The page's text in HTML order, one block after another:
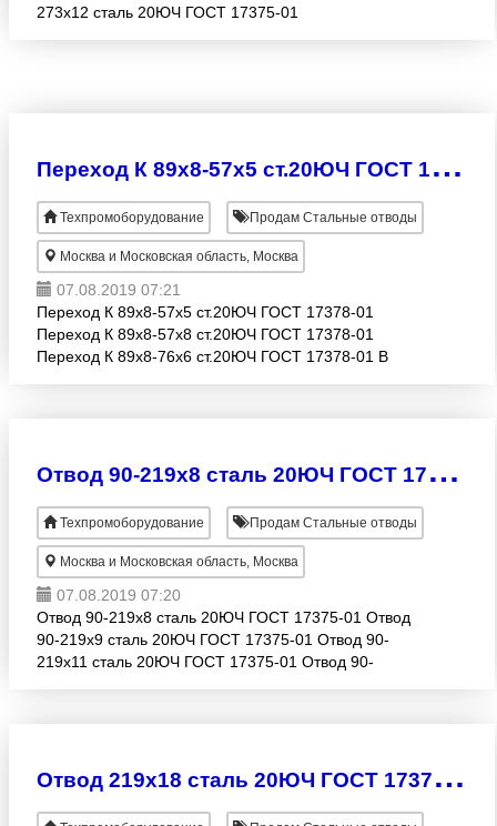
273х12 сталь 20ЮЧ ГОСТ 17375-01
П
ереход К 89х8-57х5 ст.20ЮЧ ГОСТ 17378-01
Техпромоборудование Продам Стальные отводы
Москва и Московская область, Москва
07.08.2019 07:21
Переход К 89х8-57х5 ст.20ЮЧ ГОСТ 17378-01
Переход К 89х8-57х8 ст.20ЮЧ ГОСТ 17378-01
Переход К 89х8-76х6 ст.20ЮЧ ГОСТ 17378-01 В
О
твод 90-219х8 сталь 20ЮЧ ГОСТ 17375-01
Техпромоборудование Продам Стальные отводы
Москва и Московская область, Москва
07.08.2019 07:20
Отвод 90-219х8 сталь 20ЮЧ ГОСТ 17375-01 Отвод
90-219х9 сталь 20ЮЧ ГОСТ 17375-01 Отвод 90-
219х11 сталь 20ЮЧ ГОСТ 17375-01 Отвод 90-
О
твод 219х18 сталь 20ЮЧ ГОСТ 17375-01